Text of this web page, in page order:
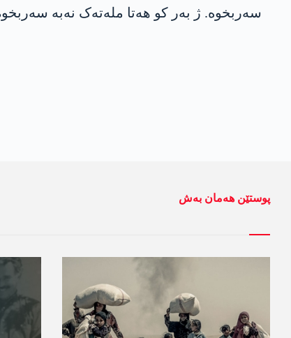
سەربخوە. ژ بەر کو ھەتا ملەتەک نەبە
پوستێن ھەمان بەش